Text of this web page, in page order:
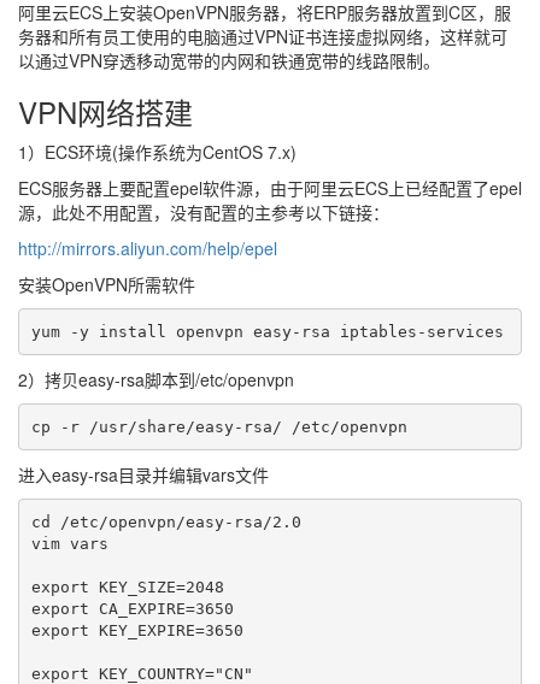
阿里云ECS上安装OpenVPN服务器，将ERP服务器放置到C区，服
务器和所有员工使用的电脑通过VPN证书连接虚拟网络，这样就可
以通过VPN穿透移动宽带的内网和铁通宽带的线路限制。
VPN网络搭建
1）ECS环境(操作系统为CentOS 7.x)
ECS服务器上要配置epel软件源，由于阿里云ECS上已经配置了epel
源，此处不用配置，没有配置的主参考以下链接：
http://mirrors.aliyun.com/help/epel
安装OpenVPN所需软件
yum -y install openvpn easy-rsa iptables-services
2）拷贝easy-rsa脚本到/etc/openvpn
cp -r /usr/share/easy-rsa/ /etc/openvpn
进入easy-rsa目录并编辑vars文件
cd /etc/openvpn/easy-rsa/2.0
vim vars
export KEY_SIZE=2048
export CA_EXPIRE=3650
export KEY_EXPIRE=3650
export KEY_COUNTRY="CN"